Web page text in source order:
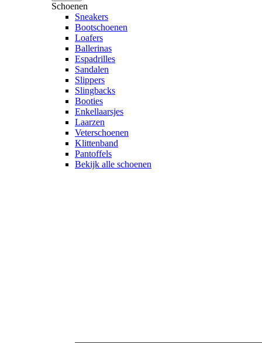
Schoenen
Sneakers
Bootschoenen
Loafers
Ballerinas
Espadrilles
Sandalen
Slippers
Slingbacks
Booties
Enkellaarsjes
Laarzen
Veterschoenen
Klittenband
Pantoffels
Bekijk alle schoenen